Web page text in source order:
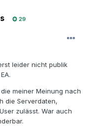
29
leider nicht publik
meiner Meinung nach
die Serverdaten,
zulässt. War auch